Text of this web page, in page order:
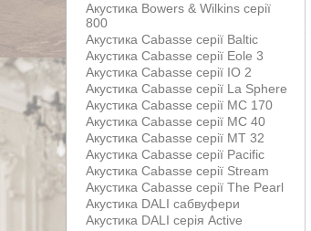
Акустика Bowers & Wilkins серії
800
Акустика Cabasse серії Baltic
Акустика Cabasse серії Eole 3
Акустика Cabasse серії IO 2
Акустика Cabasse серії La Sphere
Акустика Cabasse серії MC 170
Акустика Cabasse серії MC 40
Акустика Cabasse серії MT 32
Акустика Cabasse серії Pacific
Акустика Cabasse серії Stream
Акустика Cabasse серії The Pearl
Акустика DALI сабвуфери
Акустика DALI серія Active